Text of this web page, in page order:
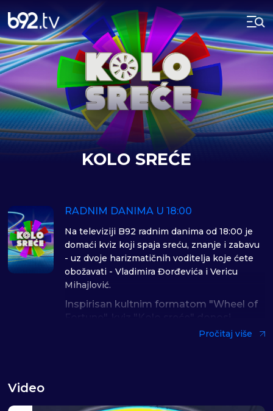
KOLO SREĆE
RADNIM DANIMA U 18:00
Na televiziji B92 radnim danima od 18:00 je
domaći kviz koji spaja sreću, znanje i zabavu
- uz dvoje harizmatičnih voditelja koje ćete
obožavati - Vladimira Đorđevića i Vericu
Mihajlović.
Inspirisan kultnim formatom "Wheel of
Fortune", kviz "Kolo sreće" donosi
dinamičnu igru u kojoj troje takmičara
svaka epizoda biće prava mala avantura.
Pročitaj više
Video